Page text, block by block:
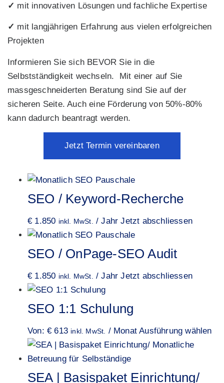
✓ mit innovativen Lösungen und fachliche Expertise
✓ mit langjährigen Erfahrung aus vielen erfolgreichen
Projekten
Informieren Sie sich BEVOR Sie in die
Selbstständigkeit wechseln. Mit einer auf Sie
massgeschneiderten Beratung sind Sie auf der
sicheren Seite. Auch eine Förderung von 50%-80%
kann dadurch beantragt werden.
Jetzt Termin vereinbaren
SEO / Keyword-Recherche
€ 1.850 inkl. MwSt. / Jahr Jetzt abschliessen
SEO / OnPage-SEO Audit
€ 1.850 inkl. MwSt. / Jahr Jetzt abschliessen
SEO 1:1 Schulung
Von: € 613 inkl. MwSt. / Monat Ausführung wählen
SEA | Basispaket Einrichtung/